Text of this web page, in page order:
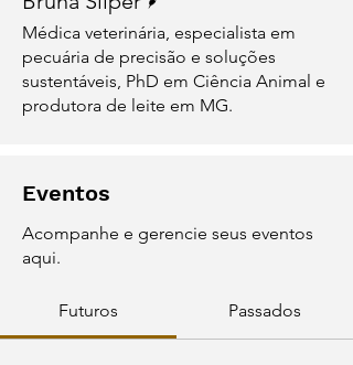
Médica veterinária, especialista em
pecuária de precisão e soluções
sustentáveis, PhD em Ciência Animal e
produtora de leite em MG.
Eventos
Acompanhe e gerencie seus eventos
aqui.
Futuros Passados